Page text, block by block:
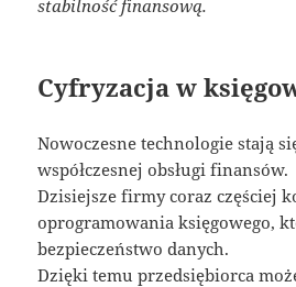
stabilność finansową.
Cyfryzacja w
Nowoczesne technologie stają
współczesnej obsługi finansów.
Dzisiejsze firmy coraz częściej
oprogramowania księgowego,
bezpieczeństwo danych.
Dzięki temu przedsiębiorca